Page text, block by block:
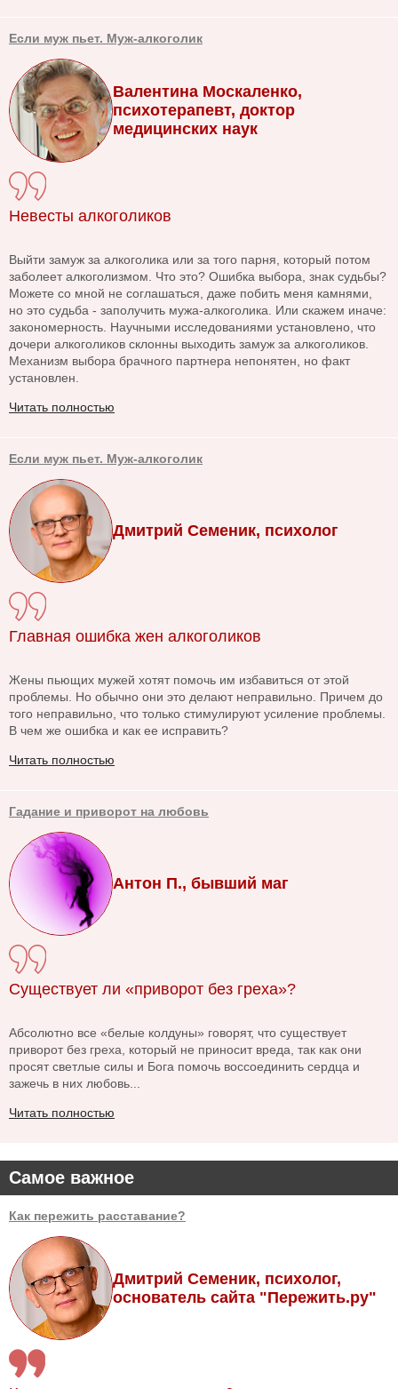
Самое важное
Как пережить расставание?
Дмитрий Семеник, психолог,
основатель сайта "Пережить.ру"
Если муж пьет. Муж-алкоголик
Валентина Москаленко,
психотерапевт, доктор
медицинских наук
Невесты алкоголиков
Выйти замуж за алкоголика или за того парня, который потом
заболеет алкоголизмом. Что это? Ошибка выбора, знак судьбы?
Можете со мной не соглашаться, даже побить меня камнями,
но это судьба - заполучить мужа-алкоголика. Или скажем иначе:
закономерность. Научными исследованиями установлено, что
дочери алкоголиков склонны выходить замуж за алкоголиков.
Механизм выбора брачного партнера непонятен, но факт
установлен.
Читать полностью
Если муж пьет. Муж-алкоголик
Дмитрий Семеник, психолог
Главная ошибка жен алкоголиков
Жены пьющих мужей хотят помочь им избавиться от этой
проблемы. Но обычно они это делают неправильно. Причем до
того неправильно, что только стимулируют усиление проблемы.
В чем же ошибка и как ее исправить?
Читать полностью
Гадание и приворот на любовь
Антон П., бывший маг
Существует ли «приворот без греха»?
Абсолютно все «белые колдуны» говорят, что существует
приворот без греха, который не приносит вреда, так как они
просят светлые силы и Бога помочь воссоединить сердца и
зажечь в них любовь...
Читать полностью